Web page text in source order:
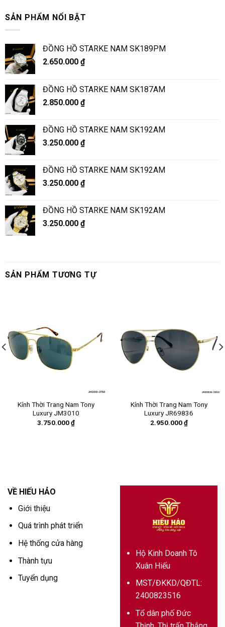
SẢN PHẨM NỔI BẬT
ĐỒNG HỒ STARKE NAM SK189PM
2.650.000 ₫
ĐỒNG HỒ STARKE NAM SK187AM
2.850.000 ₫
ĐỒNG HỒ STARKE NAM SK192AM
3.250.000 ₫
ĐỒNG HỒ STARKE NAM SK192AM
3.250.000 ₫
ĐỒNG HỒ STARKE NAM SK192AM
3.250.000 ₫
SẢN PHẨM TƯƠNG TỰ
Kính Thời Trang Nam Tony
Luxury JM3010
3.750.000₫
Kính Thời Trang Nam Tony
Luxury JR69836
2.950.000₫
VỀ HIẾU HẢO
Giới thiệu
Quá trình phát triển
Hệ thống cửa hàng
Thành tựu
Tuyển dụng
Hộ Kinh Doanh Tô
Xuân Hiếu
MST/ĐKKD/QĐTL:
2400823516
Tổ dân phố Đức